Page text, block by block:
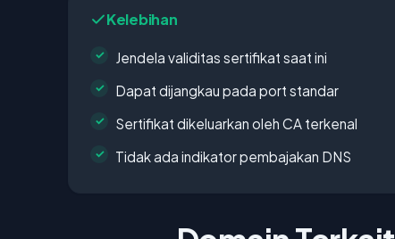
Kelebihan
Jendela validitas sertifikat saat ini
Dapat dijangkau pada port standar
Sertifikat dikeluarkan oleh CA terkenal
Tidak ada indikator pembajakan DNS